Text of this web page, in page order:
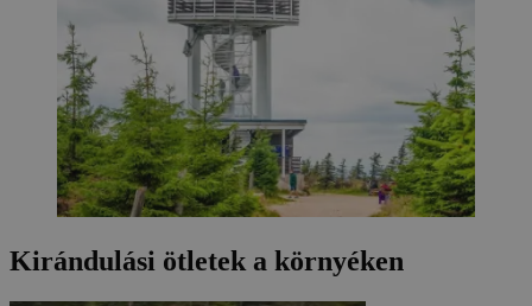
Kirándulási ötletek a környéken